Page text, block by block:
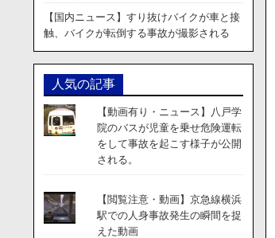
【国内ニュース】すり抜けバイクが車と接
触、バイクが転倒する事故が撮影される
人気の記事
【動画有り・ニュース】八戸学
院のバスが児童を乗せ危険運転
をして事故を起こす様子が公開
される。
【閲覧注意・動画】京急線横浜
駅での人身事故発生の瞬間を捉
えた動画